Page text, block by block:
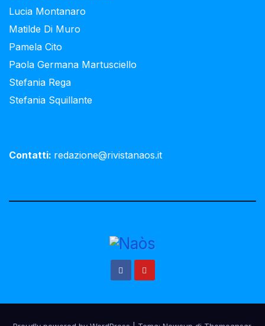
Lucia Montanaro
Matilde Di Muro
Pamela Cito
Paola Germana Martusciello
Stefania Rega
Stefania Squillante
Contatti: redazione@rivistanaos.it